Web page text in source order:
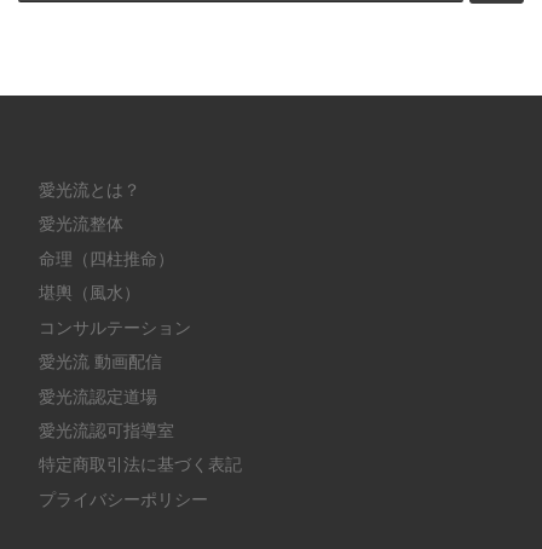
愛光流とは？
愛光流整体
命理（四柱推命）
堪輿（風水）
コンサルテーション
愛光流 動画配信
愛光流認定道場
愛光流認可指導室
特定商取引法に基づく表記
プライバシーポリシー